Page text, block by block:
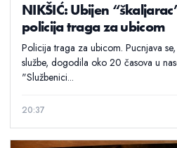
NIKŠIĆ: Ubijen
policija traga za ubicom
Policija traga za ubicom. Pucnjava
službe, dogodila oko 20 časova u
"Službenici...
20:37